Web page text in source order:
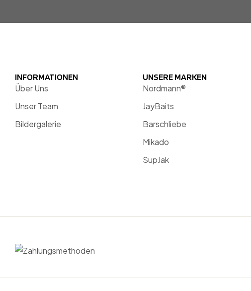
INFORMATIONEN
Über Uns
Unser Team
Bildergalerie
UNSERE MARKEN
Nordmann®
JayBaits
Barschliebe
Mikado
SupJak